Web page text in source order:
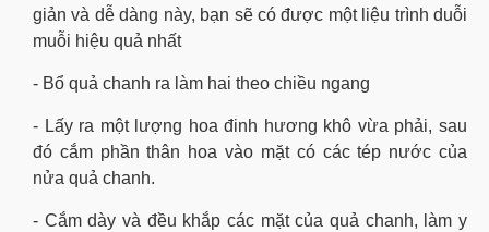
giản và dễ dàng này, bạn sẽ có được một liệu trình duỗi
muỗi hiệu quả nhất
- Bổ quả chanh ra làm hai theo chiều ngang
- Lấy ra một lượng hoa đinh hương khô vừa phải, sau
đó cắm phần thân hoa vào mặt có các tép nước của
nửa quả chanh.
- Cắm dày và đều khắp các mặt của quả chanh, làm y